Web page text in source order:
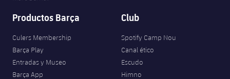
Productos Barça
Culers Membership
Barça Play
Entradas y Museo
Barça App
Club
Spotify Camp Nou
Canal ético
Escudo
Himno